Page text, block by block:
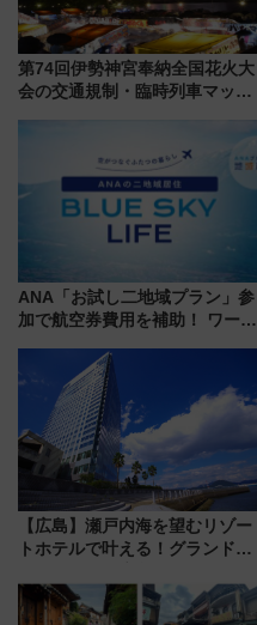
第74回伊勢神宮奉納全国花火大
会の交通規制・臨時列車マッ
ANA「お試し二地域プラン」参
加で航空券費用を補助！ ワーケ
治体は？ 2026年は対象のエリア
が拡大！
【広島】瀬戸内海を望むリゾー
トホテルで叶える！グランドプ
ディング＆カジュアルパーティ
ープラン